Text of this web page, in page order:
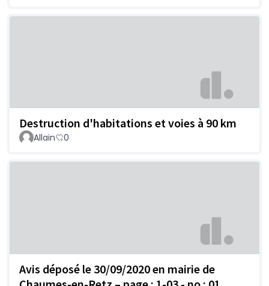
Destruction d'habitations et voies à 90 km
Allain 0
Avis déposé le 30/09/2020 en mairie de